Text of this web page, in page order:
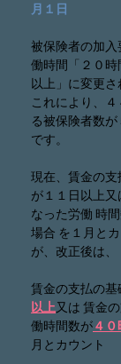
月１日
被保険者の加
働時間「２０
以上」に変更さ
これにより、
る被保険者数
です。
現在、賃金の
が１１日以上又
なった労働 時
場合 を１月と
が、改正後は、
賃金の支払の
以上又は 賃金
働時間数が４
月とカウント